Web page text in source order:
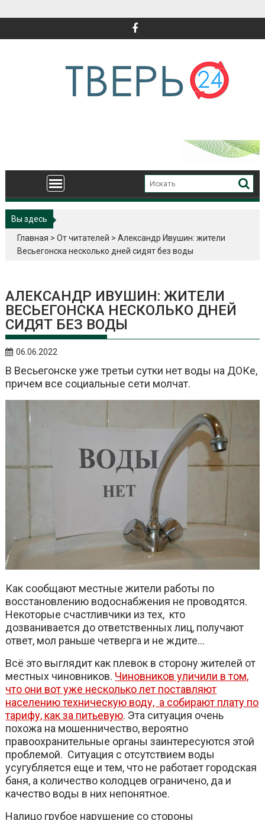
Вы здесь
Главная >От читателей >Александр Ивушин: жители
Весьегонска несколько дней сидят без воды
АЛЕКСАНДР ИВУШИН: ЖИТЕЛИ
ВЕСЬЕГОНСКА НЕСКОЛЬКО ДНЕЙ
СИДЯТ БЕЗ ВОДЫ
06.06.2022
В Весьегонске уже третьи сутки нет воды на ДОКе,
причем все социальные сети молчат.
Как сообщают местные жители работы по
восстановлению водоснабжения не проводятся.
Некоторые счастливчики из тех, кто
дозванивается до ответственных лиц, получают
ответ, мол раньше четверга и не ждите…
Всё это выглядит как плевок в сторону жителей от
местных чиновников. Чиновников уличили в том,
что они вот уже несколько лет поставляют
населению техническую воду, а собирают плату по
тарифу, как за питьевую. Эта ситуация очень
похожа на мошенничество, вероятно
правоохранительные органы заинтересуются этой
проблемой. Ситуация с отсутствием воды
усугубляется еще и тем, что не работает городская
баня, а количество колодцев ограничено, да и
качество воды в них непонятное.
Налицо грубое нарушение со стороны